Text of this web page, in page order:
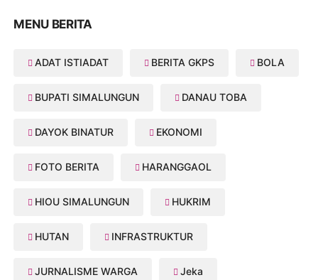
MENU BERITA
ADAT ISTIADAT BERITA GKPS BOLA
BUPATI SIMALUNGUN DANAU TOBA
DAYOK BINATUR EKONOMI
FOTO BERITA HARANGGAOL
HIOU SIMALUNGUN HUKRIM
HUTAN INFRASTRUKTUR
JURNALISME WARGA Jeka